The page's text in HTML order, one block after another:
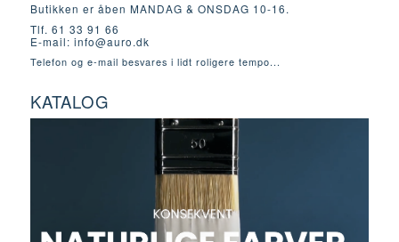
Butikken er åben MANDAG & ONSDAG 10-16.
Tlf. 61 33 91 66
E-mail: info@auro.dk
Telefon og e-mail besvares i lidt roligere tempo...
KATALOG